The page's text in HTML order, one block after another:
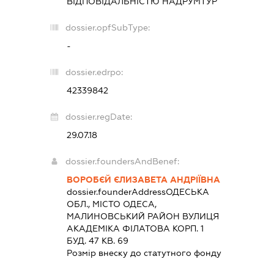
dossier.opfSubType:
-
dossier.edrpo:
42339842
dossier.regDate:
29.07.18
dossier.foundersAndBenef:
ВОРОБЄЙ ЄЛИЗАВЕТА АНДРІЇВНА
dossier.founderAddressОДЕСЬКА
ОБЛ., МІСТО ОДЕСА,
МАЛИНОВСЬКИЙ РАЙОН ВУЛИЦЯ
АКАДЕМІКА ФІЛАТОВА КОРП. 1
БУД. 47 КВ. 69
Розмір внеску до статутного фонду